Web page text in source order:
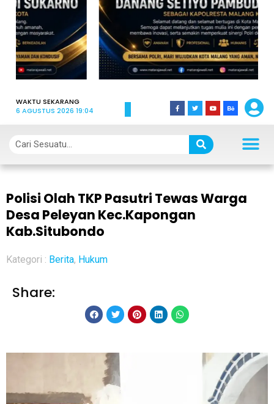
WAKTU SEKARANG
6 AGUSTUS 2026 19:04
Polisi Olah TKP Pasutri Tewas Warga
Desa Peleyan Kec.Kapongan
Kab.Situbondo
Kategori : Berita, Hukum
Share: